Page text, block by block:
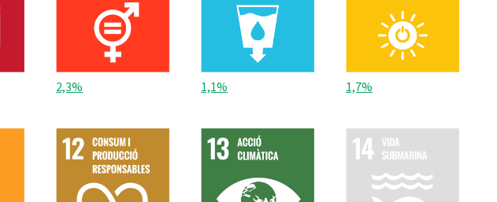
2,3% 1,1% 1,7%